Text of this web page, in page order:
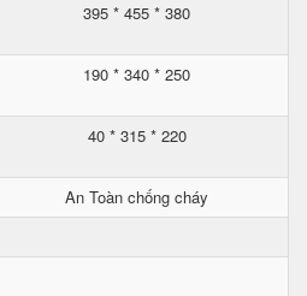
395 * 455 * 380
190 * 340 * 250
40 * 315 * 220
An Toàn chống cháy